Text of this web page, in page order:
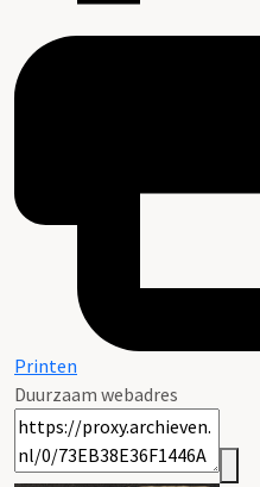
Printen
Duurzaam webadres